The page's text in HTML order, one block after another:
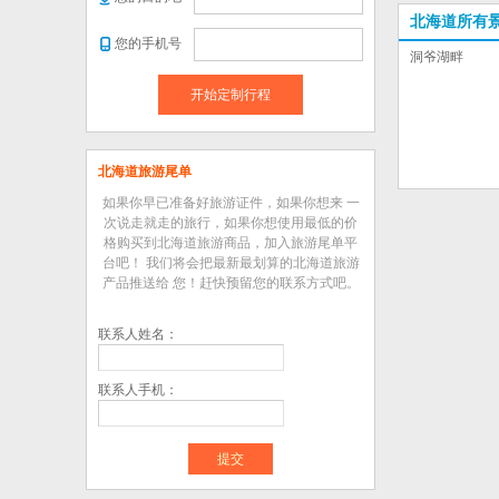
您的手机号
开始定制行程
北海道旅游尾单
如果你早已准备好旅游证件，如果你想来 一
次说走就走的旅行，如果你想使用最低的价
格购买到北海道旅游商品，加入旅游尾单平
台吧！ 我们将会把最新最划算的北海道旅游
产品推送给 您！赶快预留您的联系方式吧。
联系人姓名：
联系人手机：
北海道所有
洞爷湖畔